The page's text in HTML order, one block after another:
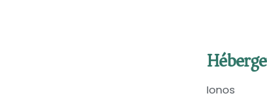
Ionos